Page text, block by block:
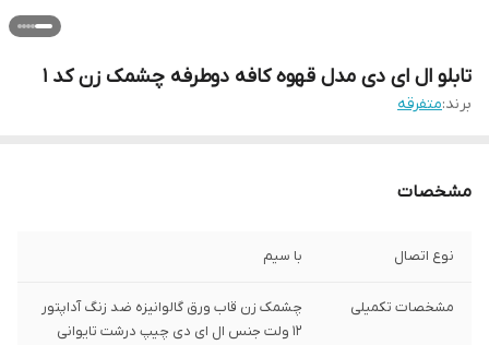
تابلو ال ای دی مدل قهوه کافه دوطرفه چشمک زن کد 1
برند:متفرقه
مشخصات
نوع اتصال با سیم
مشخصات تکمیلی
چشمک زن قاب ورق گالوانیزه ضد زنگ آداپتور
12 ولت جنس ال ای دی چیپ درشت تایوانی